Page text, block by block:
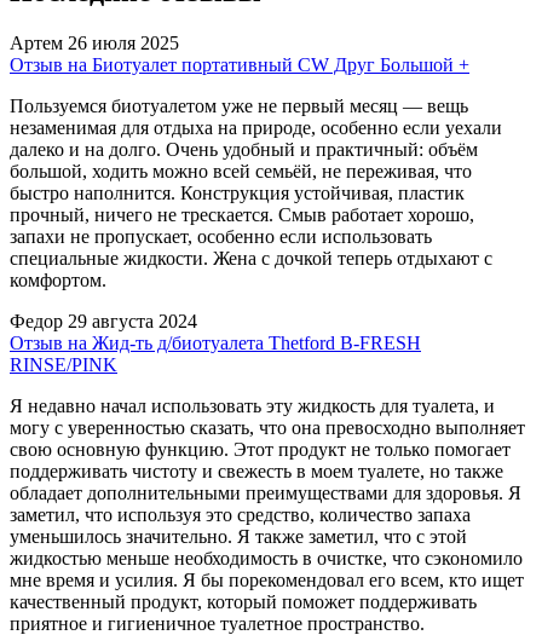
Артем 26 июля 2025
Отзыв на Биотуалет портативный CW Друг Большой +
Пользуемся биотуалетом уже не первый месяц — вещь
незаменимая для отдыха на природе, особенно если уехали
далеко и на долго. Очень удобный и практичный: объём
большой, ходить можно всей семьёй, не переживая, что
быстро наполнится. Конструкция устойчивая, пластик
прочный, ничего не трескается. Смыв работает хорошо,
запахи не пропускает, особенно если использовать
специальные жидкости. Жена с дочкой теперь отдыхают с
комфортом.
Федор 29 августа 2024
Отзыв на Жид-ть д/биотуалета Thetford B-FRESH
RINSE/PINK
Я недавно начал использовать эту жидкость для туалета, и
могу с уверенностью сказать, что она превосходно выполняет
свою основную функцию. Этот продукт не только помогает
поддерживать чистоту и свежесть в моем туалете, но также
обладает дополнительными преимуществами для здоровья. Я
заметил, что используя это средство, количество запаха
уменьшилось значительно. Я также заметил, что с этой
жидкостью меньше необходимость в очистке, что сэкономило
мне время и усилия. Я бы порекомендовал его всем, кто ищет
качественный продукт, который поможет поддерживать
приятное и гигиеничное туалетное пространство.